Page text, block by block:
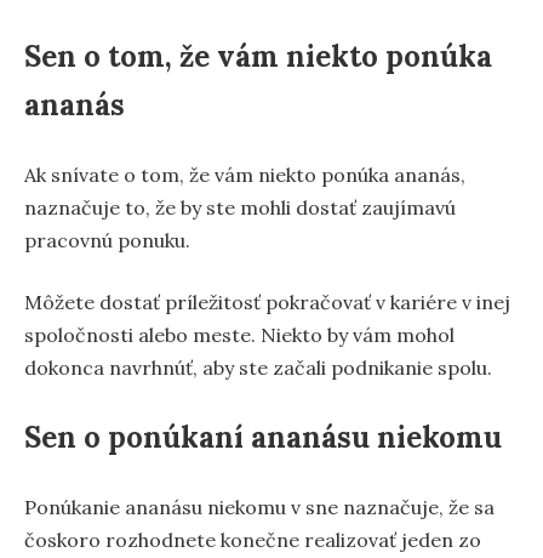
Sen o tom, že vám niekto ponúka
ananás
Ak snívate o tom, že vám niekto ponúka ananás,
naznačuje to, že by ste mohli dostať zaujímavú
pracovnú ponuku.
Môžete dostať príležitosť pokračovať v kariére v inej
spoločnosti alebo meste. Niekto by vám mohol
dokonca navrhnúť, aby ste začali podnikanie spolu.
Sen o ponúkaní ananásu niekomu
Ponúkanie ananásu niekomu v sne naznačuje, že sa
čoskoro rozhodnete konečne realizovať jeden zo